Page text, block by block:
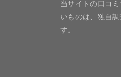
当サイトの口コ
いものは、独自
す。